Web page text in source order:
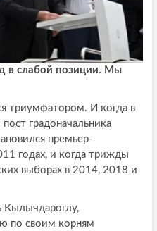
в слабой позиции. Мы
триумфатором. И когда в
градоначальника
премьер-
годах, и когда трижды
выборах в 2014, 2018 и
Кылычдароглу,
по своим корням